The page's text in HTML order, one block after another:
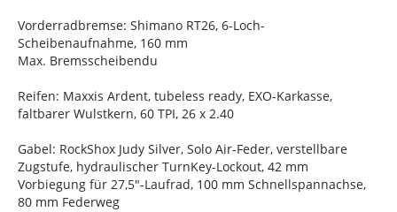
Vorderradbremse: Shimano RT26, 6-Loch-
Scheibenaufnahme, 160 mm
Max. Bremsscheibendu
Reifen: Maxxis Ardent, tubeless ready, EXO-Karkasse,
faltbarer Wulstkern, 60 TPI, 26 x 2.40
Gabel: RockShox Judy Silver, Solo Air-Feder, verstellbare
Zugstufe, hydraulischer TurnKey-Lockout, 42 mm
Vorbiegung für 27,5"-Laufrad, 100 mm Schnellspannachse,
80 mm Federweg